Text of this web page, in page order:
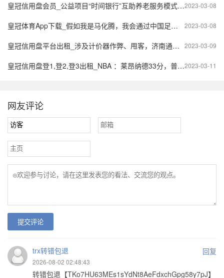
2023-03-08
皇冠信用盘会员_公益项目“时间银行”互助养老服务模式被骗子盯上
2023-03-08
皇冠体育App下载_假如我是马化腾，我会通过中国足球打造一个体育社交APP
2023-03-09
皇冠信用盘平台出租_涉及计价器作弊、甩客，济南通报7起出租车行业整顿典型案例
2023-03-11
皇冠信用盘登1,登2,登3出租_NBA ：莱昂纳德33分，普尔28分，快船大胜勇士，与球迷分享三点
网友评论
提交评论
trx转错包退 回复
2026-08-02 02:48:43
转错包退【TKo7HU63MEs1sYdNt8AeFdxchGpg58y7pJ】